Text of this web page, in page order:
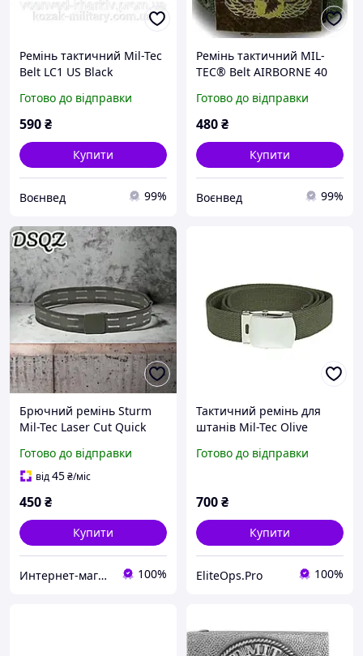
Ремінь тактичний Mil-Tec
Belt LC1 US Black
Готово до відправки
590₴
Купити
Воєнвед 99%
Ремінь тактичний MIL-
TEC® Belt AIRBORNE 40
Готово до відправки
480₴
Купити
Воєнвед 99%
Брючний ремінь Sturm
Mil-Tec Laser Cut Quick
130 см
Готово до відправки
від45₴/міс
450₴
Купити
Интернет-магазин "DISQUISE" 100%
Тактичний ремінь для
штанів Mil-Tec Olive
Готово до відправки
700₴
Купити
EliteOps.Pro 100%